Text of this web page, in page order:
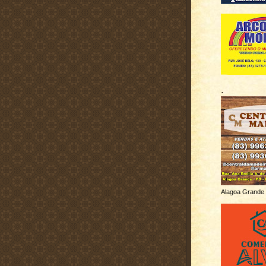
.
Alagoa Grande